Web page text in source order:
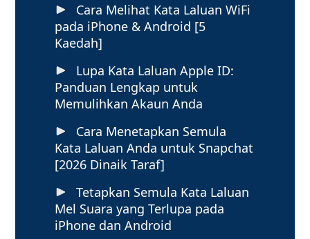
Cara Melihat Kata Laluan WiFi
pada iPhone & Android [5
Kaedah]
Lupa Kata Laluan Apple ID:
Panduan Lengkap untuk
Memulihkan Akaun Anda
Cara Menetapkan Semula
Kata Laluan Anda untuk Snapchat
[2026 Dinaik Taraf]
Tetapkan Semula Kata Laluan
Mel Suara yang Terlupa pada
iPhone dan Android